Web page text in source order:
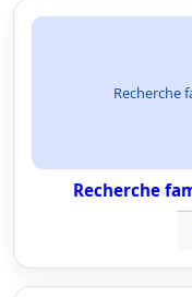
Recherche
Recherche